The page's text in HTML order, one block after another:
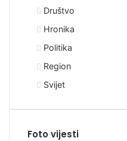
Društvo
Hronika
Politika
Region
Svijet
Foto vijesti